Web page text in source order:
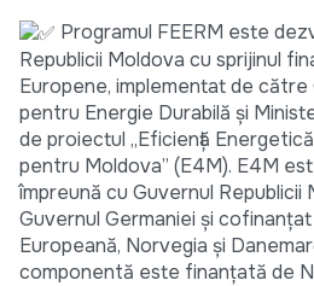
Programul FEERM este
Republicii Moldova cu sprijinul
Europene, implementat de
pentru Energie Durabilă și
de proiectul „Eficiență
pentru Moldova” (E4M). E4M
împreună cu Guvernul Republicii
Guvernul Germaniei și
Europeană, Norvegia și
componentă este finanțată de